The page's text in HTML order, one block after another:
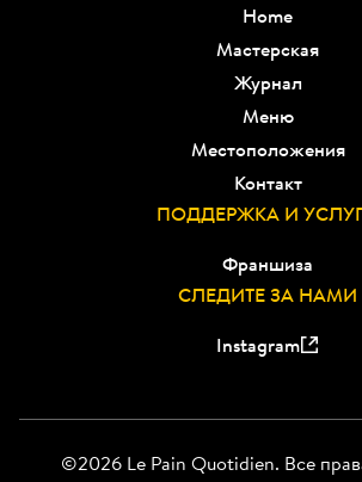
Home
Мастерская
Журнал
Меню
Местоположения
Контакт
ПОДДЕРЖКА И
Франшиза
СЛЕДИТЕ ЗА НАМИ
Instagram
©2026 Le Pain Quotidien. Все